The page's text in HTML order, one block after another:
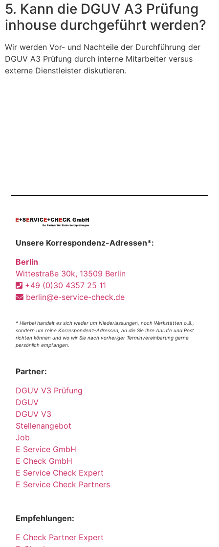
5. Kann die DGUV A3 Prüfung
inhouse durchgeführt werden?
Wir werden Vor- und Nachteile der Durchführung der
DGUV A3 Prüfung durch interne Mitarbeiter versus
externe Dienstleister diskutieren.
Unsere Korrespondenz-Adressen*:
Berlin
Wittestraße 30k, 13509 Berlin
+49 (0)30 4357 25 11
berlin@e-service-check.de
* Hierbei handelt es sich weder um Niederlassungen, noch Werkstätten o.ä.,
sondern um reine Korrespondenz-Adressen, an die Sie Ihre Anrufe und Post
richten können und wo wir Sie nach vorheriger Terminvereinbarung gerne
persönlich empfangen.
Partner:
DGUV V3 Prüfung
DGUV
DGUV V3
Stellenangebot
Job
E Service GmbH
E Check GmbH
E Service Check Expert
E Service Check Partners
Empfehlungen:
E Check Partner Expert